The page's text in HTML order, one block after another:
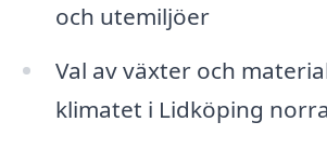
och utemiljöer
Val av växter och
klimatet i Lidköping norra